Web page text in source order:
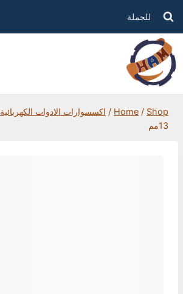
للجملة
Home / Shop
/ اكسسوارات الادوات الكهربائية
13مم